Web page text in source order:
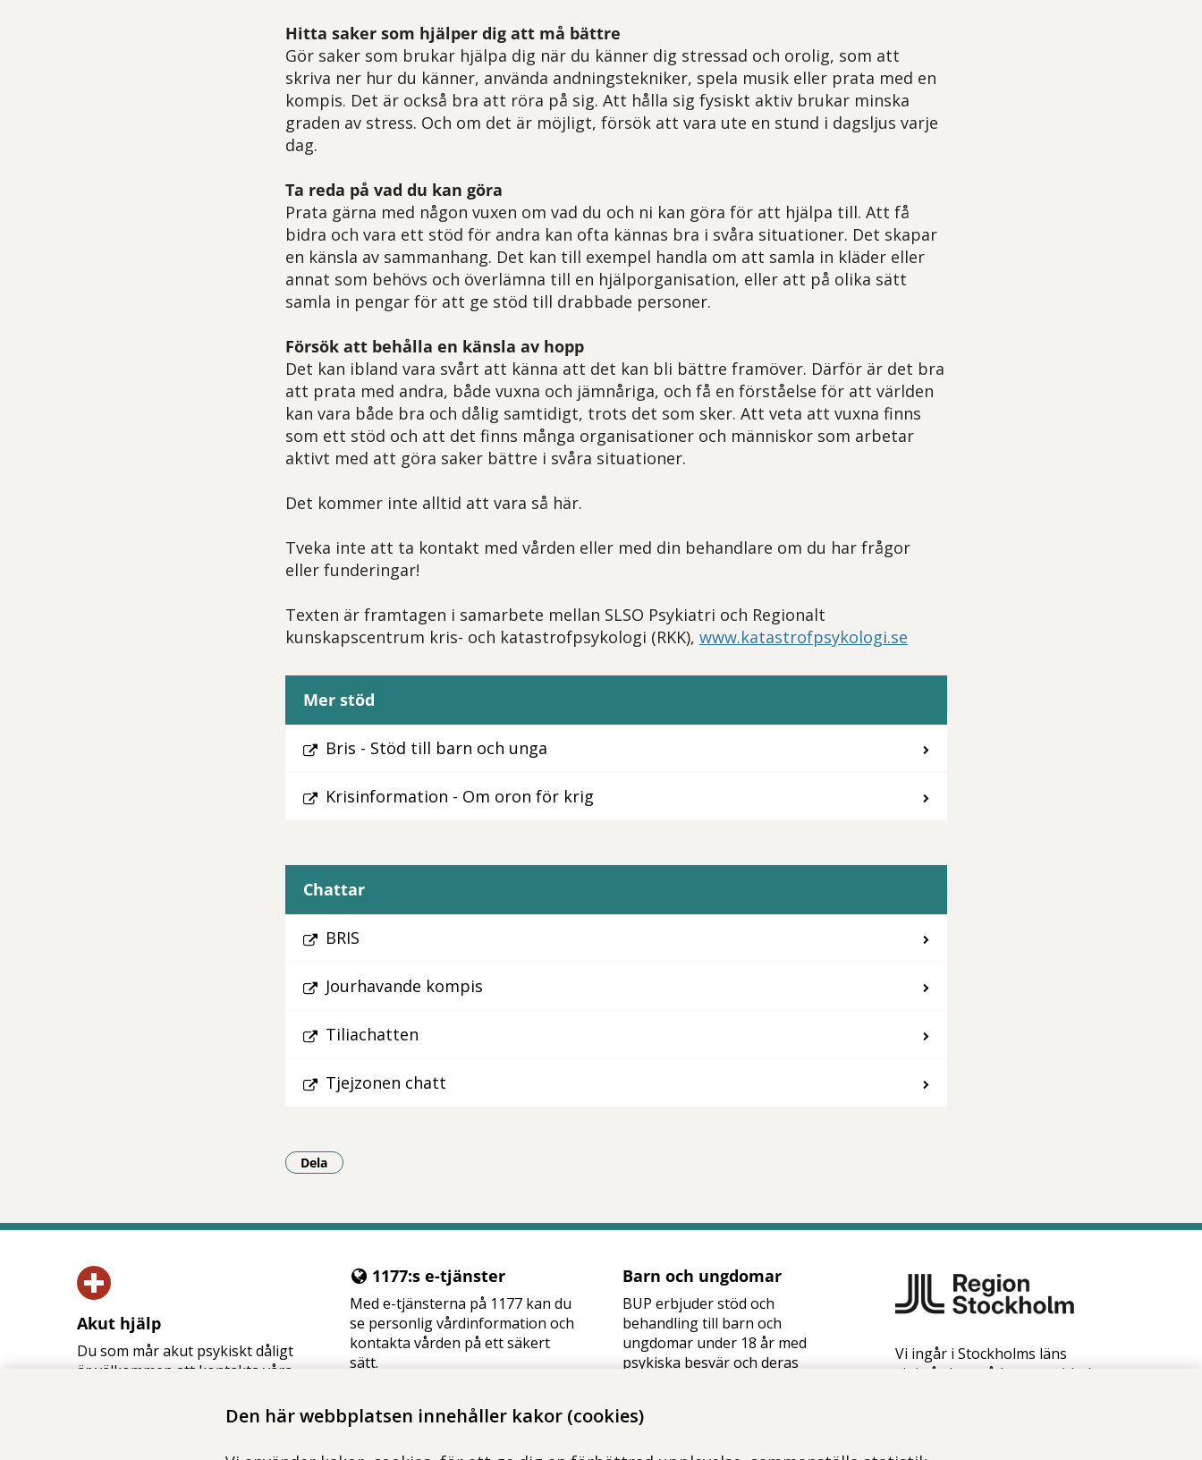
Den här webbplatsen innehåller kakor (cookies)
Hitta saker som hjälper dig att må bättre
Gör saker som brukar hjälpa dig när du känner dig stressad och orolig, som att
skriva ner hur du känner, använda andningstekniker, spela musik eller prata med en
kompis. Det är också bra att röra på sig. Att hålla sig fysiskt aktiv brukar minska
graden av stress. Och om det är möjligt, försök att vara ute en stund i dagsljus varje
dag.
Ta reda på vad du kan göra
Prata gärna med någon vuxen om vad du och ni kan göra för att hjälpa till. Att få
bidra och vara ett stöd för andra kan ofta kännas bra i svåra situationer. Det skapar
en känsla av sammanhang. Det kan till exempel handla om att samla in kläder eller
annat som behövs och överlämna till en hjälporganisation, eller att på olika sätt
samla in pengar för att ge stöd till drabbade personer.
Försök att behålla en känsla av hopp
Det kan ibland vara svårt att känna att det kan bli bättre framöver. Därför är det bra
att prata med andra, både vuxna och jämnåriga, och få en förståelse för att världen
kan vara både bra och dålig samtidigt, trots det som sker. Att veta att vuxna finns
som ett stöd och att det finns många organisationer och människor som arbetar
aktivt med att göra saker bättre i svåra situationer.
Det kommer inte alltid att vara så här.
Tveka inte att ta kontakt med vården eller med din behandlare om du har frågor
eller funderingar!
Texten är framtagen i samarbete mellan SLSO Psykiatri och Regionalt
kunskapscentrum kris- och katastrofpsykologi (RKK), www.katastrofpsykologi.se
Mer stöd
Bris - Stöd till barn och unga
Krisinformation - Om oron för krig
Chattar
BRIS
Jourhavande kompis
Tiliachatten
Tjejzonen chatt
Dela
- Klicka för att öppna delningsalternativ.
Akut hjälp
Du som mår akut psykiskt dåligt
är välkommen att kontakta våra
1177:s e-tjänster
Med e-tjänsterna på 1177 kan du
se personlig vårdinformation och
kontakta vården på ett säkert
sätt.
Barn och ungdomar
BUP erbjuder stöd och
behandling till barn och
ungdomar under 18 år med
psykiska besvär och deras
BUP
Vi ingår i Stockholms läns
sjukvårdsområde som erbjuder